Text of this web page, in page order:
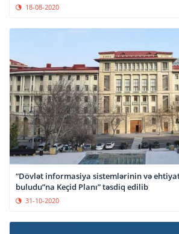
18-08-2020
“Dövlət informasiya sistemlərinin və
buludu”na Keçid Planı” təsdiq edilib
31-10-2020